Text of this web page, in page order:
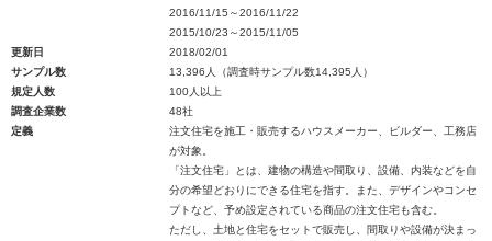
2016/11/15～2016/11/22
2015/10/23～2015/11/05
更新日
2018/02/01
サンプル数
13,396人（調査時サンプル数14,395人）
規定人数
100人以上
調査企業数
48社
定義
注文住宅を施工・販売するハウスメーカー、ビルダー、工務店
が対象。
「注文住宅」とは、建物の構造や間取り、設備、内装などを自
分の希望どおりにできる住宅を指す。また、デザインやコンセ
プトなど、予め設定されている商品の注文住宅も含む。
ただし、土地と住宅をセットで販売し、間取りや設備が決まっ